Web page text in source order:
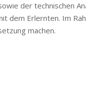
der technischen
dem Erlernten. Im
machen.